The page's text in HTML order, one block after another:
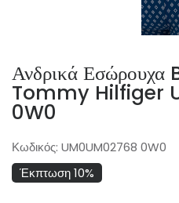
Ανδρικά
Tommy Hilfiger
0W0
Κωδικός: UM0UM02768 0W0
Έκπτωση 10%